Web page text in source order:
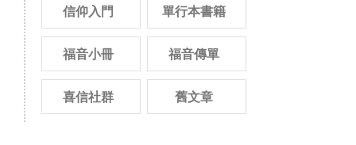
信仰入門 單行本書籍
福音小冊 福音傳單
喜信社群 舊文章